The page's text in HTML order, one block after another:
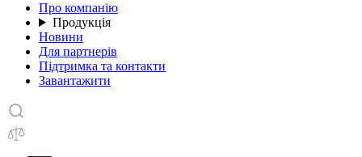
Про компанію
Продукція
Новини
Для партнерів
Підтримка та контакти
Завантажити